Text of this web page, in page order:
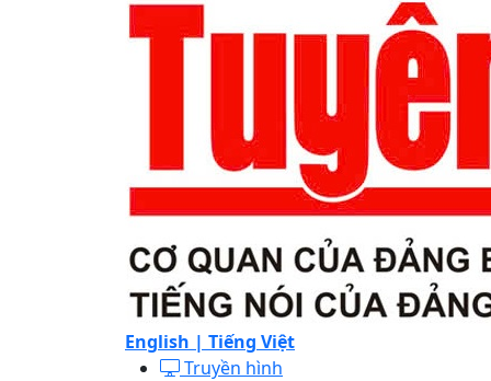
English | Tiếng Việt
Truyền hình